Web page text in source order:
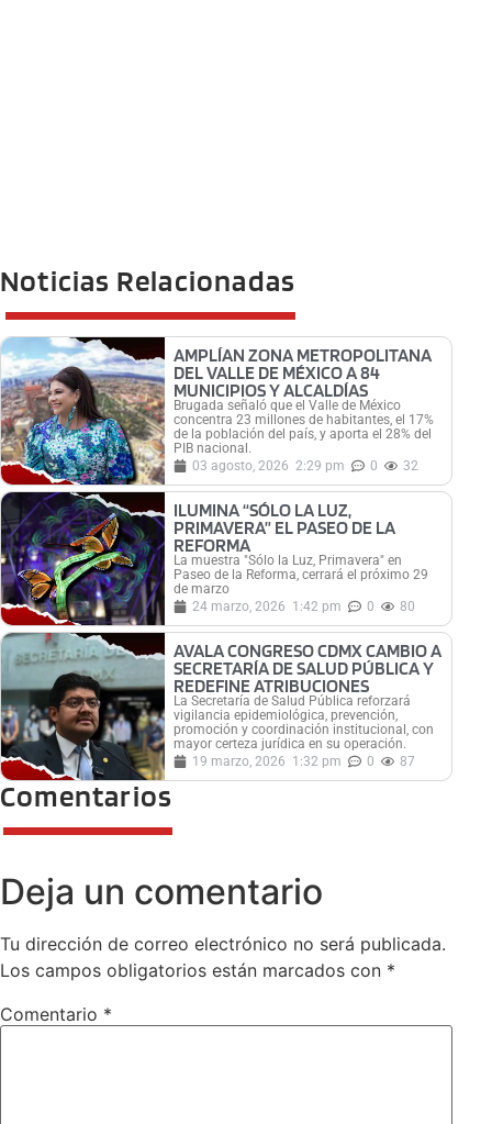
Noticias Relacionadas
AMPLÍAN ZONA METROPOLITANA
DEL VALLE DE MÉXICO A 84
MUNICIPIOS Y ALCALDÍAS
Brugada señaló que el Valle de México
concentra 23 millones de habitantes, el 17%
de la población del país, y aporta el 28% del
PIB nacional.
03 agosto, 2026 2:29 pm 0 32
ILUMINA “SÓLO LA LUZ,
PRIMAVERA” EL PASEO DE LA
REFORMA
La muestra "Sólo la Luz, Primavera" en
Paseo de la Reforma, cerrará el próximo 29
de marzo
24 marzo, 2026 1:42 pm 0 80
AVALA CONGRESO CDMX CAMBIO A
SECRETARÍA DE SALUD PÚBLICA Y
REDEFINE ATRIBUCIONES
La Secretaría de Salud Pública reforzará
vigilancia epidemiológica, prevención,
promoción y coordinación institucional, con
mayor certeza jurídica en su operación.
19 marzo, 2026 1:32 pm 0 87
Comentarios
Deja un comentario
Tu dirección de correo electrónico no será publicada.
Los campos obligatorios están marcados con *
Comentario *